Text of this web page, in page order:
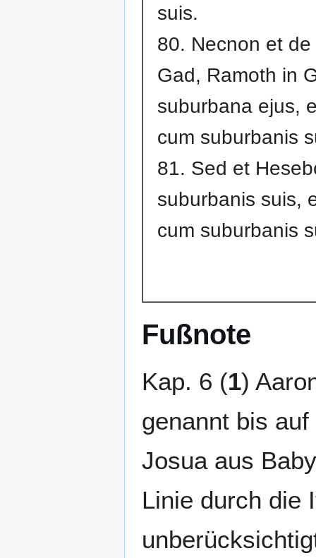
suis.
80. Necnon et de
Gad, Ramoth in
suburbana ejus,
cum suburbanis
81. Sed et
suburbanis suis,
cum suburbanis
Fußnote
Kap. 6 (1)
genannt bis
Josua aus
Linie durch die